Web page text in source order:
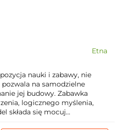
Etna
nauki i zabawy, nie
na samodzielne
jej budowy. Zabawka
logicznego myślenia,
składa się mocuj...